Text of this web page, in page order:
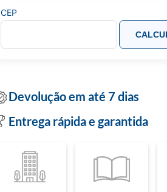
CEP
Devolução em até 7 dias
Entrega rápida e garantida